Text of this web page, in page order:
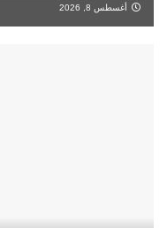
أغسطس 8, 2026